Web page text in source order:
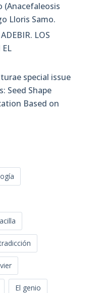
(Anacefaleosis
Lloris Samo.
LOS
EL
special issue
Seed Shape
Based on
El genio